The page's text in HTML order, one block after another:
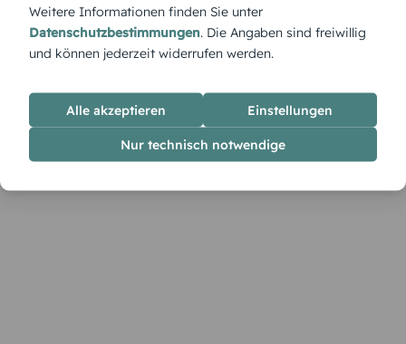
Weitere Informationen finden Sie unter
Datenschutzbestimmungen. Die Angaben sind freiwillig
und können jederzeit widerrufen werden.
Alle akzeptieren Einstellungen
Nur technisch notwendige